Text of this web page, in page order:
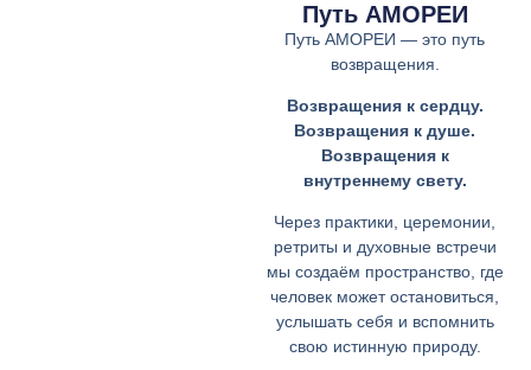
Путь АМОРЕИ
Путь АМОРЕИ — это путь
возвращения.
Возвращения к сердцу.
Возвращения к душе.
Возвращения к
внутреннему свету.
Через практики, церемонии,
ретриты и духовные встречи
мы создаём пространство, где
человек может остановиться,
услышать себя и вспомнить
свою истинную природу.